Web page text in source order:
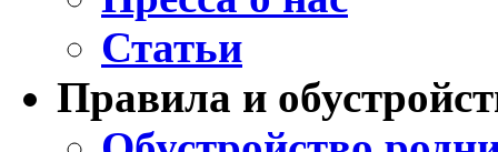
Статьи
Правила и